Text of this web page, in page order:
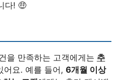
다! 🤑
을 만족하는 고객에게는 추
어요. 예를 들어, 6개월 이상